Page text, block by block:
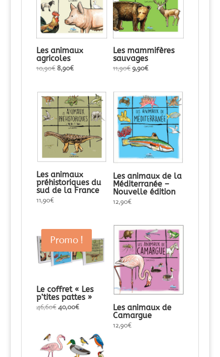
Les animaux
agricoles
10,90€ Le
initial
était :
10,90€.
8,90€Le
actuel
est :
8,90€.
Les mammifères
sauvages
11,90€Le
initial
était :
11,90€.
9,90€Le
actuel
est :
9,90€.
Les animaux
préhistoriques du
sud de la France
11,90€
Les animaux de la
Méditerranée –
Nouvelle édition
12,90€
Promo !
Le coffret « Les
p’tites pattes »
46,60€Le
était :
46,60€.
40,00€Le
est :
40,00€.
Les animaux de
Camargue
12,90€